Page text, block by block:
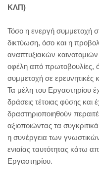
ΚΛΠ)
Τόσο η ενεργή συμμετοχή
δικτύωση, όσο και η
αναπτυξιακών
οφέλη από πρωτοβουλίες,
συμμετοχή σε ερευνητικές
Τα μέλη του Εργαστηρίου
δράσεις τέτοιας φύσης
δραστηριοποιηθούν
αξιοποιώντας τα
η συνέργεια των
ενιαίας ταυτότητας κάτω
Εργαστηρίου.